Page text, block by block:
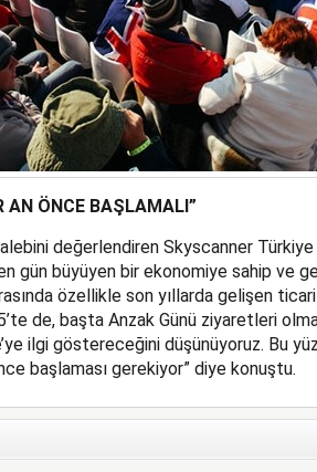
AN ÖNCE BAŞLAMALI”
değerlendiren Skyscanner
gün büyüyen bir ekonomiye sahip ve
özellikle son yıllarda gelişen
de, başta Anzak Günü ziyaretleri
ilgi göstereceğini düşünüyoruz. Bu
başlaması gerekiyor” diye konuştu.